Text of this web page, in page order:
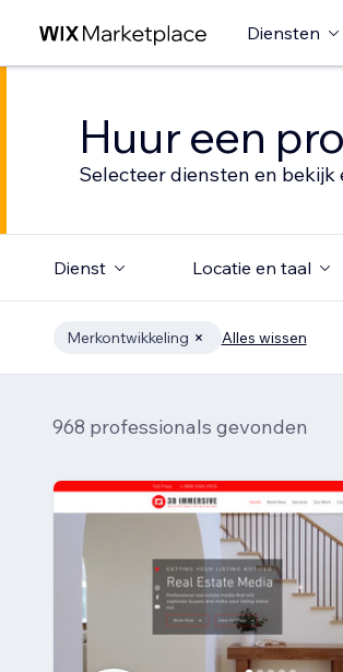
Diensten
Huur een
Selecteer diensten en
Dienst Locatie en taal
Merkontwikkeling Alles wissen
968 professionals gevonden